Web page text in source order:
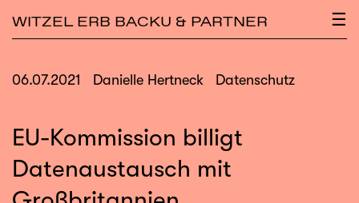
WITZEL ERB BACKU & PARTNER ☰
×
06.07.2021 Danielle Hertneck Datenschutz
EU-Kommission billigt
Datenaustausch mit